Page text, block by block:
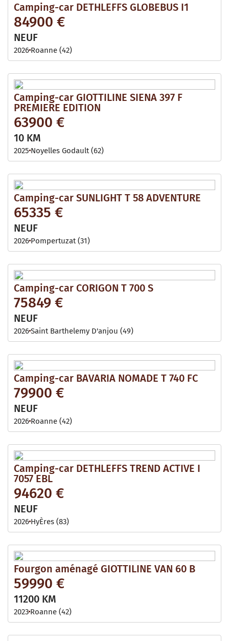
Camping-car DETHLEFFS GLOBEBUS I1
84900 €
NEUF
2026 Roanne (42)
Camping-car GIOTTILINE SIENA 397 F
PREMIERE EDITION
63900 €
10 KM
2025 Noyelles Godault (62)
Camping-car SUNLIGHT T 58 ADVENTURE
65335 €
NEUF
2026 Pompertuzat (31)
Camping-car CORIGON T 700 S
75849 €
NEUF
2026Saint Barthelemy D'anjou (49)
Camping-car BAVARIA NOMADE T 740 FC
79900 €
NEUF
2026 Roanne (42)
Camping-car DETHLEFFS TREND ACTIVE I
7057 EBL
94620 €
NEUF
2026 HyÈres (83)
Fourgon aménagé GIOTTILINE VAN 60 B
59990 €
11200 KM
2023 Roanne (42)